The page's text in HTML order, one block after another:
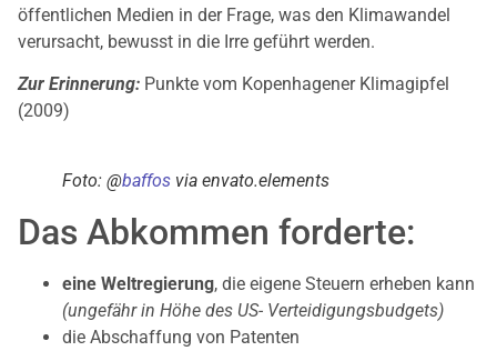
öffentlichen Medien in der Frage, was den Klimawandel
verursacht, bewusst in die Irre geführt werden.
Zur Erinnerung: Punkte vom Kopenhagener Klimagipfel
(2009)
Foto: @baffos via envato.elements
Das Abkommen forderte:
eine Weltregierung, die eigene Steuern erheben kann
(ungefähr in Höhe des US- Verteidigungsbudgets)
die Abschaffung von Patenten